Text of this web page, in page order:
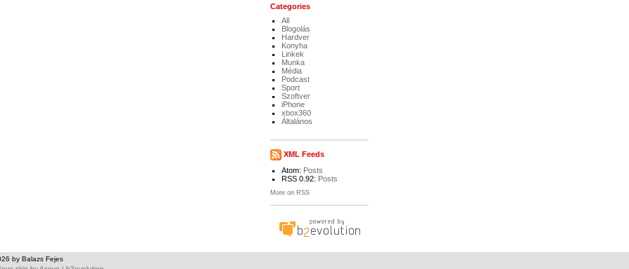
Categories
All
Blogolás
Hardver
Konyha
Linkek
Munka
Média
Podcast
Sport
Szoftver
iPhone
xbox360
Általános
XML Feeds
Atom: Posts
RSS 0.92: Posts
More on RSS
by Balazs Fejes